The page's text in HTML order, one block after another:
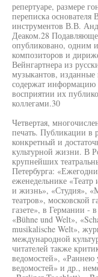
репертуаре, размере
переписка основателя
инструментов В.В.
Деаком.28
опубликовано, одним
композиторов и
Вейнгартнера из
музыкантов,
содержат информацию
восприятии их
коллегами.30
Четвертая,
печать. Публикации в
конкретный и
культурной жизни. В
крупнейших
Петербурга:
еженедельнике
и жизнь», «Студия»,
театров», московской
газете», в Германии -
«Bühne und Welt»,
musikalische Welt»,
международной
читателей также
ведомостей»,
ведомостей» и др.,